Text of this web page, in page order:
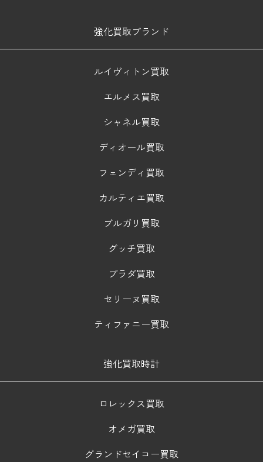
強化買取ブランド
ルイヴィトン買取
エルメス買取
シャネル買取
ディオール買取
フェンディ買取
カルティエ買取
ブルガリ買取
グッチ買取
プラダ買取
セリーヌ買取
ティファニー買取
強化買取時計
ロレックス買取
オメガ買取
グランドセイコー買取